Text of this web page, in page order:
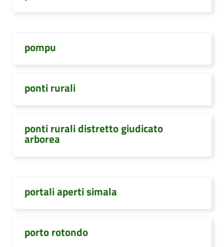
pompu
ponti rurali
ponti rurali distretto giudicato
arborea
portali aperti simala
porto rotondo